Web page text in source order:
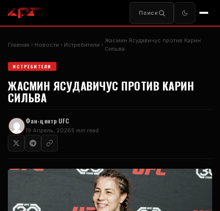
Поиск
Главная Новости Истребители
Жасмин Ясудавичус против Карин
Сильва
ИСТРЕБИТЕЛИ
ЖАСМИН ЯСУДАВИЧУС ПРОТИВ КАРИН
СИЛЬВА
Фан-центр UFC
19 Апрель, 20265 min read